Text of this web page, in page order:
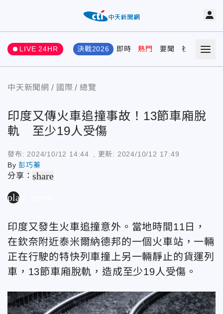
LIVE 24HR 決戰2026 即時 熱門 要聞 社會 娛樂
中天新聞網 國際 總覽
印度又傳火車追撞事故！13節車廂脫
軌 至少19人受傷
發布: 2024/10/12 14:44 , 更新: 2024/10/12 17:49
By彭巧蓁
分享：share
play_arrow
印度又發生火車追撞意外。當地時間11日，
在欽奈附近泰米爾納德邦的一個火車站，一輛
正在行駛的特快列車撞上另一輛靜止的貨運列
車，13節車廂脫軌，造成至少19人受傷。